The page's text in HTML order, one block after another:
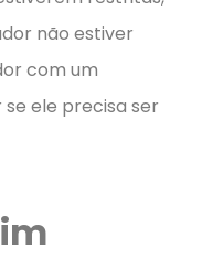
não estiver
com um
ele precisa ser